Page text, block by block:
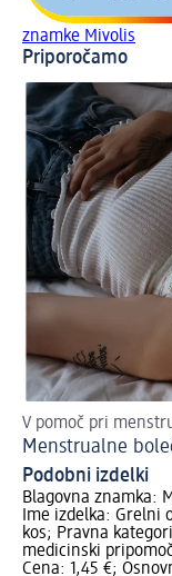
znamke Mivolis
Priporočamo
V pomoč pri
Menstrualne
Podobni izdelki
Blagovna znamka:
Ime izdelka: Grelni
kos; Pravna
medicinski
Cena: 1,45 €;